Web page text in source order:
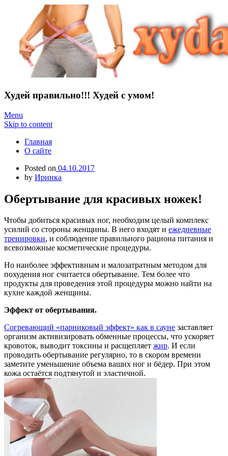
Худей правильно!!! Худей с умом!
Menu
Skip to content
Главная
О сайте
Posted on 04.10.2017
by Иринка
Обертывание для красивых ножек!
Чтобы добиться красивых ног, необходим целый комплекс
усилий со стороны женщины. В него входят и ежедневные
тренировки, и соблюдение правильного рациона питания и
всевозможные косметические процедуры.
Но наиболее эффективным и малозатратным методом для
похудения ног считается обертывание. Тем более что
продукты для проведения этой процедуры можно найти на
кухне каждой женщины.
Эффект от обертывания.
Согревающий «парниковый эффект» как в сауне заставляет
организм активизировать обменные процессы, что ускоряет
кровоток, выводит токсины и расщепляет жир. И если
проводить обертывание регулярно, то в скором времени
заметите уменьшение объема ваших ног и бёдер. При этом
кожа остаётся подтянутой и эластичной.